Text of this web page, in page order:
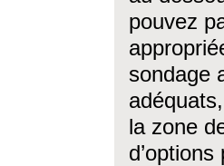
pouvez
sondage
la zone